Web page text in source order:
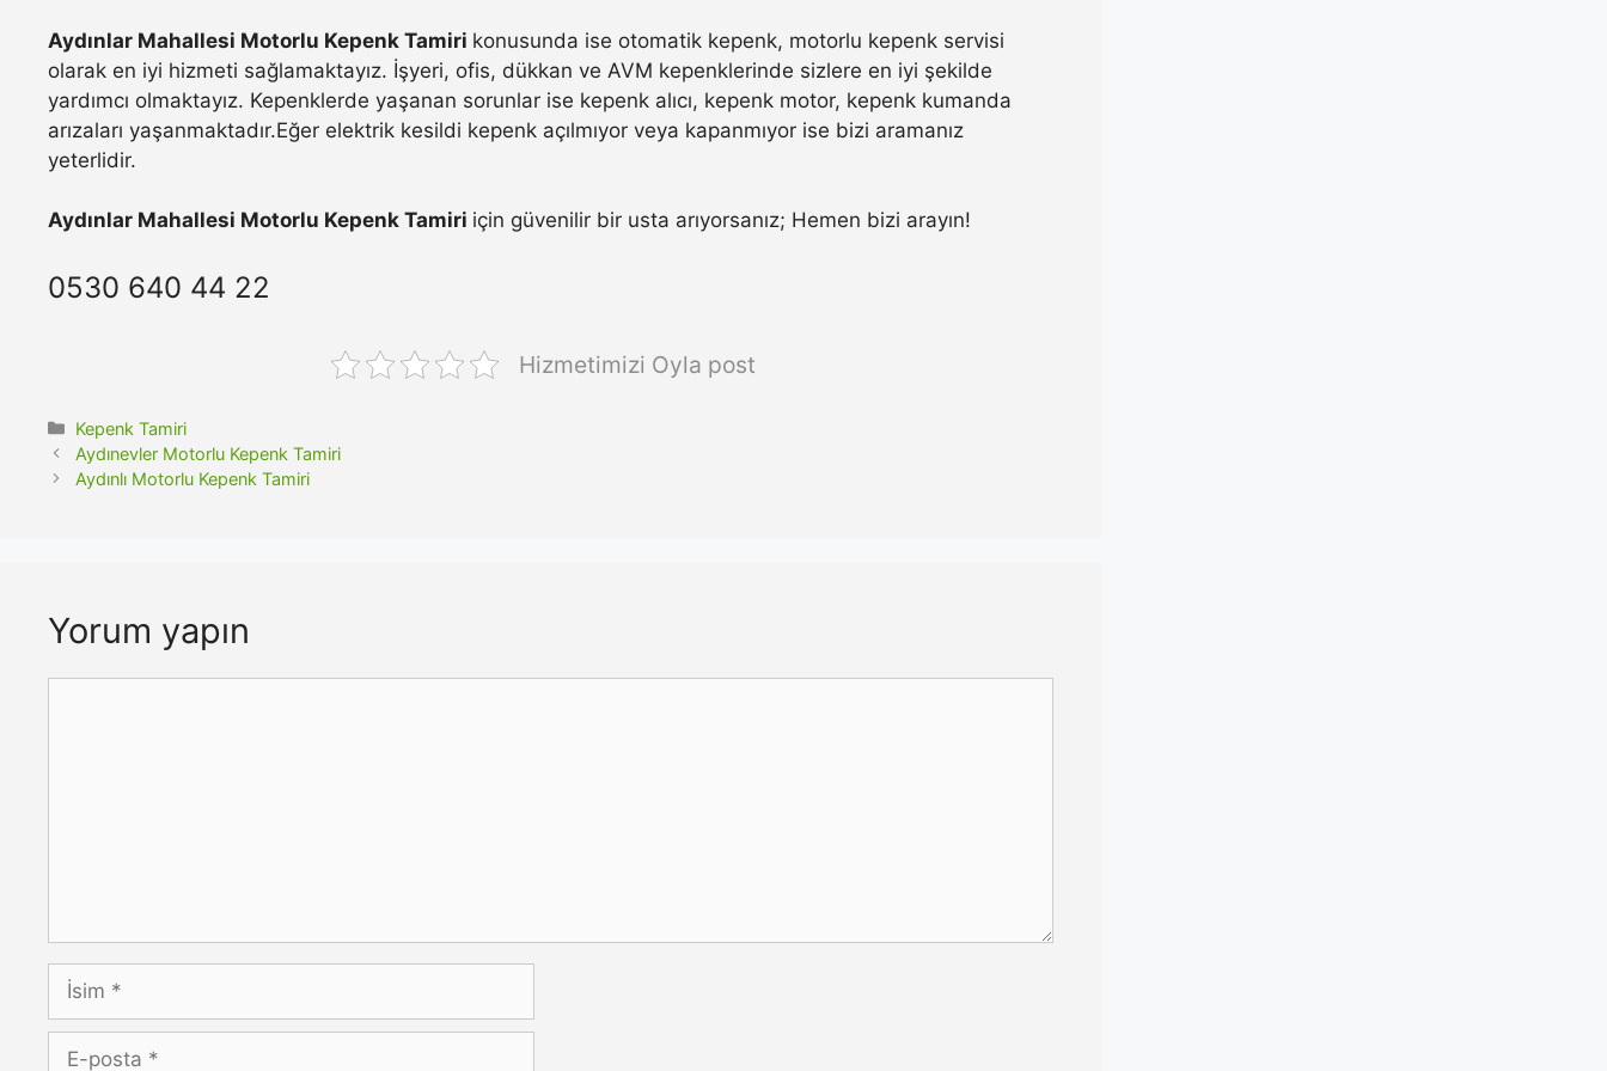
Aydınlar Mahallesi Motorlu Kepenk Tamiri konusunda ise otomatik kepenk, motorlu kepenk servisi
olarak en iyi hizmeti sağlamaktayız. İşyeri, ofis, dükkan ve AVM kepenklerinde sizlere en iyi şekilde
yardımcı olmaktayız. Kepenklerde yaşanan sorunlar ise kepenk alıcı, kepenk motor, kepenk kumanda
arızaları yaşanmaktadır.Eğer elektrik kesildi kepenk açılmıyor veya kapanmıyor ise bizi aramanız
yeterlidir.
Aydınlar Mahallesi Motorlu Kepenk Tamiri için güvenilir bir usta arıyorsanız; Hemen bizi arayın!
0530 640 44 22
Hizmetimizi Oyla post
Kategoriler
Kepenk Tamiri
Aydınevler Motorlu Kepenk Tamiri
Aydınlı Motorlu Kepenk Tamiri
Yorum yapın
İsim